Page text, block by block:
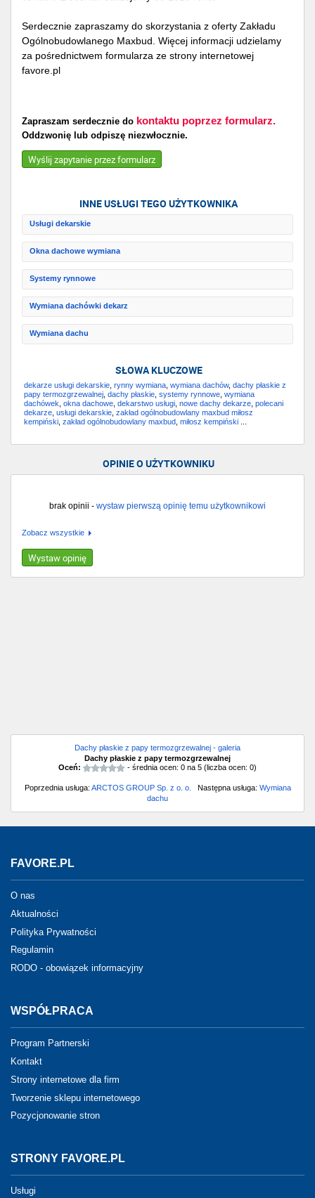
Serdecznie zapraszamy do skorzystania z oferty Zakładu
Ogólnobudowlanego Maxbud. Więcej informacji udzielamy
za pośrednictwem formularza ze strony internetowej
favore.pl
Zapraszam serdecznie do kontaktu poprzez formularz.
Oddzwonię lub odpiszę niezwłocznie.
Wyślij zapytanie przez formularz
INNE USŁUGI TEGO UŻYTKOWNIKA
Usługi dekarskie
Okna dachowe wymiana
Systemy rynnowe
Wymiana dachówki dekarz
Wymiana dachu
SŁOWA KLUCZOWE
dekarze usługi dekarskie rynny wymiana wymiana dachów, dachy płaskie z
papy termozgrzewalnej dachy płaskie systemy rynnowe wymiana
dachówek okna dachowe dekarstwo usługi nowe dachy dekarze polecani
dekarze usługi dekarskie zakład ogólnobudowlany maxbud miłosz
kempiński zakład ogólnobudowlany maxbud miłosz kempiński
OPINIE O UŻYTKOWNIKU
brak opinii - wystaw pierwszą opinię temu użytkownikowi
Zobacz wszystkie
Wystaw opinię
Dachy płaskie z papy termozgrzewalnej - galeria
Dachy płaskie z papy termozgrzewalnej
Oceń:
- średnia ocen: 0 na 5 (liczba ocen: 0)
Poprzednia usługa: ARCTOS GROUP Sp. z o. o. Następna usługa: Wymiana
dachu
FAVORE.PL
O nas
Aktualności
Polityka Prywatności
Regulamin
RODO - obowiązek informacyjny
WSPÓŁPRACA
Program Partnerski
Kontakt
Strony internetowe dla firm
Tworzenie sklepu internetowego
Pozycjonowanie stron
STRONY FAVORE.PL
Usługi